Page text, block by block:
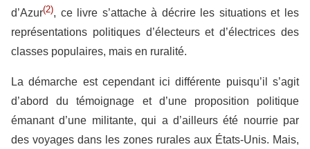
d’Azur(2), ce livre s’attache à décrire les situations et les
représentations politiques d’électeurs et d’électrices des
classes populaires, mais en ruralité.
La démarche est cependant ici différente puisqu’il s’agit
d’abord du témoignage et d’une proposition politique
émanant d’une militante, qui a d’ailleurs été nourrie par
des voyages dans les zones rurales aux États-Unis. Mais,